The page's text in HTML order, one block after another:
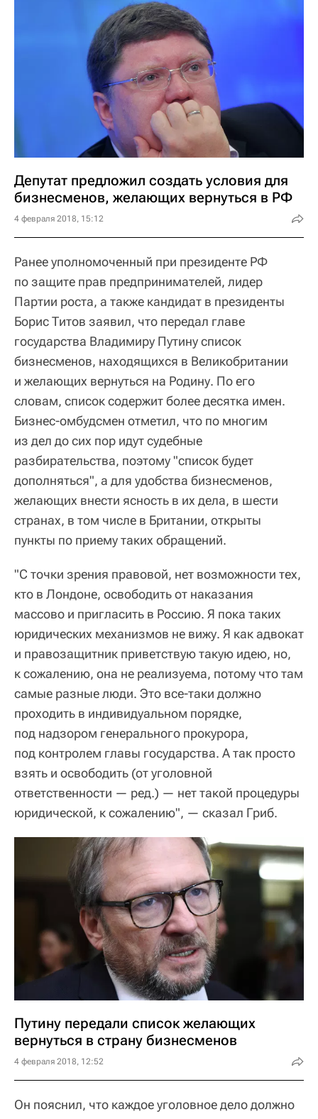
Депутат предложил создать условия для
бизнесменов, желающих вернуться в РФ
4 февраля 2018, 15:12
Ранее уполномоченный при президенте РФ
по защите прав предпринимателей, лидер
Партии роста, а также кандидат в президенты
Борис Титов заявил, что передал главе
государства Владимиру Путину список
бизнесменов, находящихся в Великобритании
и желающих вернуться на Родину. По его
словам, список содержит более десятка имен.
Бизнес-омбудсмен отметил, что по многим
из дел до сих пор идут судебные
разбирательства, поэтому "список будет
дополняться", а для удобства бизнесменов,
желающих внести ясность в их дела, в шести
странах, в том числе в Британии, открыты
пункты по приему таких обращений.
"С точки зрения правовой, нет возможности тех,
кто в Лондоне, освободить от наказания
массово и пригласить в Россию. Я пока таких
юридических механизмов не вижу. Я как адвокат
и правозащитник приветствую такую идею, но,
к сожалению, она не реализуема, потому что там
самые разные люди. Это все-таки должно
проходить в индивидуальном порядке,
под надзором генерального прокурора,
под контролем главы государства. А так просто
взять и освободить (от уголовной
ответственности — ред.) — нет такой процедуры
юридической, к сожалению", — сказал Гриб.
Путину передали список желающих
вернуться в страну бизнесменов‍
4 февраля 2018, 12:52
Он пояснил, что каждое уголовное дело должно